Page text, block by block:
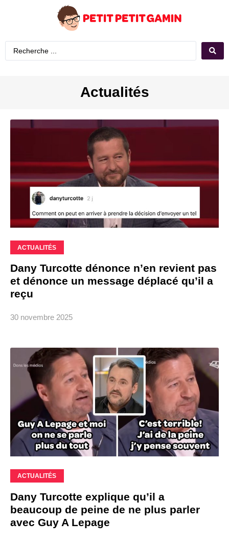
Actualités
ACTUALITÉS
Dany Turcotte dénonce n’en revient pas
et dénonce un message déplacé qu’il a
reçu
30 novembre 2025
ACTUALITÉS
Dany Turcotte explique qu’il a
beaucoup de peine de ne plus parler
avec Guy A Lepage